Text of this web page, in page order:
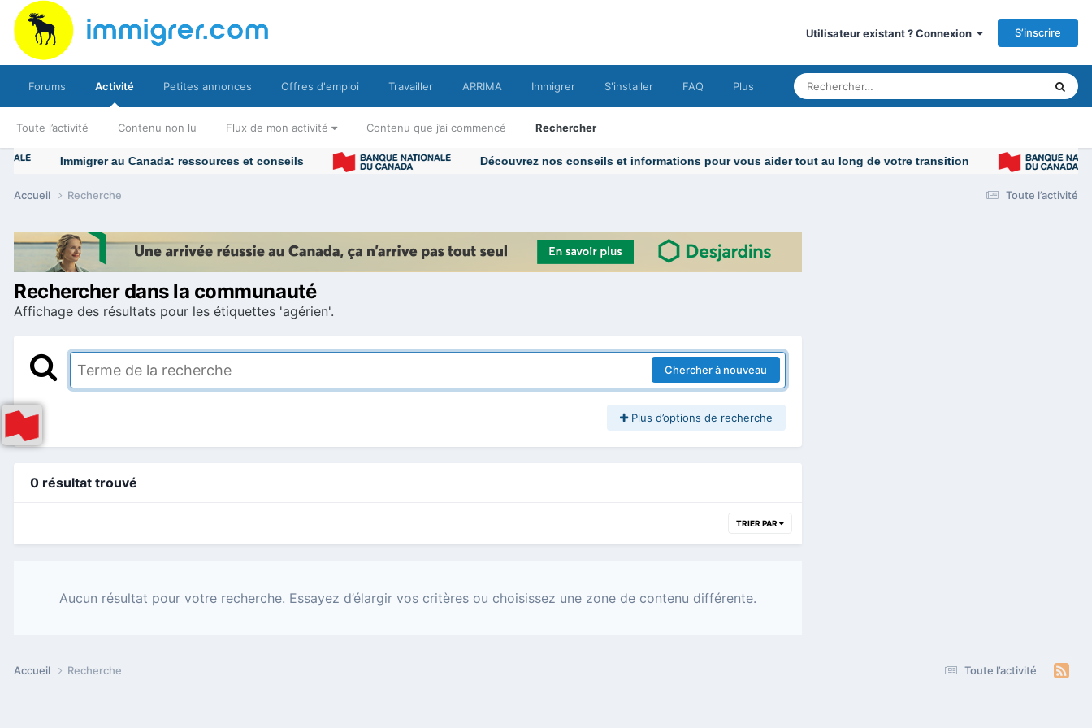
Utilisateur existant ? Connexion S’inscrire
Forums Activité
Toute l’activité Contenu non lu Flux de mon activité Contenu que j’ai commencé Rechercher
Petites annonces Offres d'emploi Travailler ARRIMA Immigrer S'installer FAQ Plus
Immigrer au Canada: ressources et conseils Découvrez nos conseils et informations pour vous aider tout au long de votre transition
Toute l’activité
Accueil Recherche
Rechercher dans la communauté
Affichage des résultats pour les étiquettes 'agérien'.
Chercher à nouveau
Plus d’options de recherche
0 résultat trouvé
TRIER PAR
Aucun résultat pour votre recherche. Essayez d’élargir vos critères ou choisissez une zone de contenu différente.
Toute l’activité
Accueil Recherche